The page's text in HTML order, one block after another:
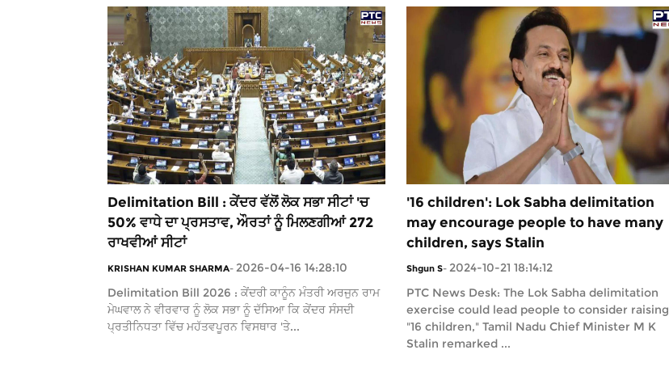
Delimitation Bill : ਕੇਂਦਰ ਵੱਲੋਂ ਲੋਕ ਸਭਾ ਸੀਟਾਂ 'ਚ
50% ਵਾਧੇ ਦਾ ਪ੍ਰਸਤਾਵ, ਔਰਤਾਂ ਨੂੰ ਮਿਲਣਗੀਆਂ 272
ਰਾਖਵੀਆਂ ਸੀਟਾਂ
KRISHAN KUMAR SHARMA- 2026-04-16 14:28:10
Delimitation Bill 2026 : ਕੇਂਦਰੀ ਕਾਨੂੰਨ ਮੰਤਰੀ ਅਰਜੁਨ ਰਾਮ
ਮੇਘਵਾਲ ਨੇ ਵੀਰਵਾਰ ਨੂੰ ਲੋਕ ਸਭਾ ਨੂੰ ਦੱਸਿਆ ਕਿ ਕੇਂਦਰ ਸੰਸਦੀ
ਪ੍ਰਤੀਨਿਧਤਾ ਵਿੱਚ ਮਹੱਤਵਪੂਰਨ ਵਿਸਥਾਰ 'ਤੇ...
'16 children': Lok Sabha delimitation
may encourage people to have many
children, says Stalin
Shgun S- 2024-10-21 18:14:12
PTC News Desk: The Lok Sabha delimitation
exercise could lead people to consider raising
"16 children," Tamil Nadu Chief Minister M K
Stalin remarked ...